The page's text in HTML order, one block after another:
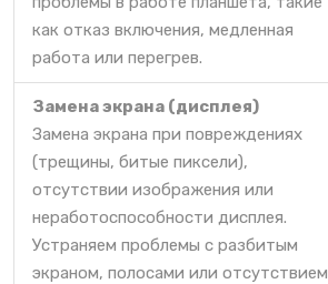
как отказ включения, медленная
работа или перегрев.
Замена экрана (дисплея)
Замена экрана при повреждениях
(трещины, битые пиксели),
отсутствии изображения или
неработоспособности дисплея.
Устраняем проблемы с разбитым
экраном, полосами или отсутствием